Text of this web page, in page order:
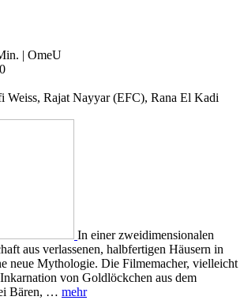
| OmeU
Weiss, Rajat Nayyar (EFC), Rana El Kadi
In einer zweidimensionalen
aus verlassenen, halbfertigen Häusern in
neue Mythologie. Die Filmemacher, vielleicht
von Goldlöckchen aus dem
Bären, … mehr